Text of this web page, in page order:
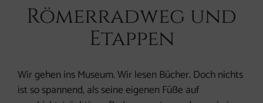
Römerradweg und
Etappen
Wir gehen ins Museum. Wir lesen Bücher. Doch nichts
ist so spannend, als seine eigenen Füße auf